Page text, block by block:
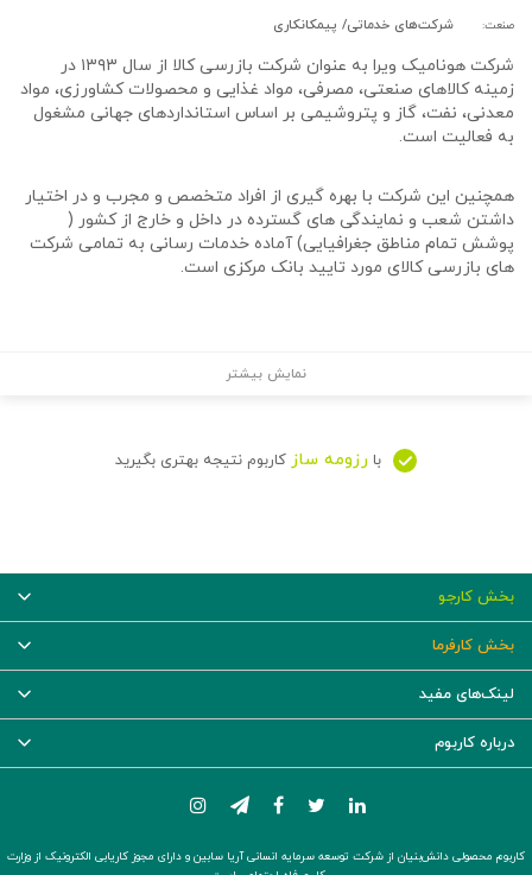
صنعت: شرکت‌های خدماتی/ پیمکانکاری
شرکت هونامیک ویرا به عنوان شرکت بازرسی کالا از سال ۱۳۹۳ در
زمینه کالاهای صنعتی، مصرفی، مواد غذایی و محصولات کشاورزی، مواد
معدنی، نفت، گاز و پتروشیمی بر اساس استانداردهای جهانی مشغول
به فعالیت است.
همچنین این شرکت با بهره گیری از افراد متخصص و مجرب و در اختیار
داشتن شعب و نمایندگی های گسترده در داخل و خارج از کشور (
پوشش تمام مناطق جغرافیایی) آماده خدمات رسانی به تمامی شرکت
های بازرسی کالای مورد تایید بانک مرکزی است.
نمایش بیشتر
با رزومه ساز کاربوم نتیجه بهتری بگیرید
بخش کارجو
بخش کارفرما
لینک‌های مفید
درباره کاربوم
کاربوم محصولی دانش‌بنیان از شرکت توسعه سرمایه انسانی آریا سابین و دارای مجوز کاریابی الکترونیک از وزارت